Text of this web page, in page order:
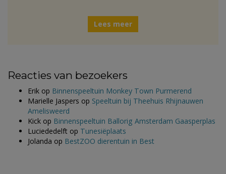
Lees meer
Reacties van bezoekers
Erik op Binnenspeeltuin Monkey Town Purmerend
Marielle Jaspers op Speeltuin bij Theehuis Rhijnauwen
Amelisweerd
Kick op Binnenspeeltuin Ballorig Amsterdam Gaasperplas
Luciededelft op Tunesiëplaats
Jolanda op BestZOO dierentuin in Best